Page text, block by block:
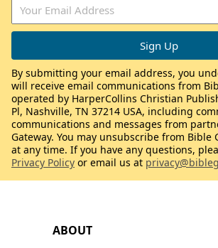
ABOUT
By submitting your email address, you
will receive email communications from
operated by HarperCollins Christian
Pl, Nashville, TN 37214 USA, including
communications and messages from
Gateway. You may unsubscribe from Bible
at any time. If you have any questions,
Privacy Policy or email us at